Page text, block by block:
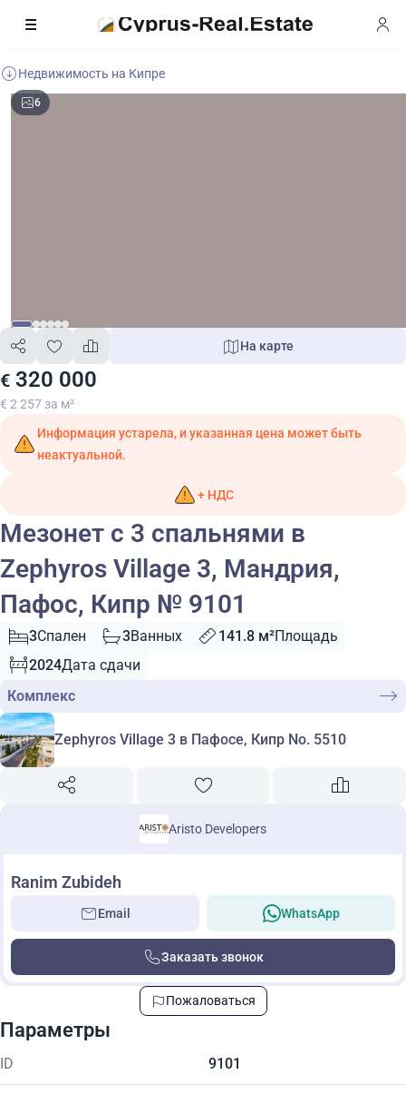
Недвижимость на Кипре
6
€ 320 000
€ 2 257 за м²
На карте
Информация устарела, и указанная цена может быть
неактуальной.
+ НДС
Мезонет с 3 спальнями в
Zephyros Village 3, Мандрия,
Пафос, Кипр № 9101
3Спален 3Ванных 141.8 м²Площадь
2024Дата сдачи
Комплекс
Zephyros Village 3 в Пафосе, Кипр No. 5510
Aristo Developers
Ranim Zubideh
Email WhatsApp
Заказать звонок
Пожаловаться
Параметры
ID 9101